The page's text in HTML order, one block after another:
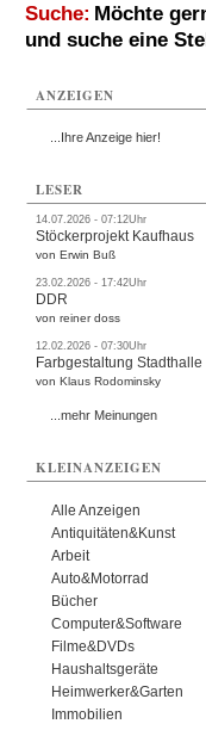
Suche: Möchte
und suche eine
ANZEIGEN
...Ihre Anzeige hier!
LESER
14.07.2026 - 07:12Uhr
Stöckerprojekt Kaufhaus
von Erwin Buß
23.02.2026 - 17:42Uhr
DDR
von reiner doss
12.02.2026 - 07:30Uhr
Farbgestaltung Stadthalle
von Klaus Rodominsky
...mehr Meinungen
KLEINANZEIGEN
Alle Anzeigen
Antiquitäten&Kunst
Arbeit
Auto&Motorrad
Bücher
Computer&Software
Filme&DVDs
Haushaltsgeräte
Heimwerker&Garten
Immobilien